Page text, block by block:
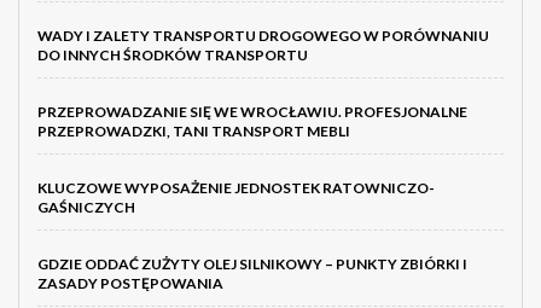
WADY I ZALETY TRANSPORTU DROGOWEGO W PORÓWNANIU
DO INNYCH ŚRODKÓW TRANSPORTU
PRZEPROWADZANIE SIĘ WE WROCŁAWIU. PROFESJONALNE
PRZEPROWADZKI, TANI TRANSPORT MEBLI
KLUCZOWE WYPOSAŻENIE JEDNOSTEK RATOWNICZO-
GAŚNICZYCH
GDZIE ODDAĆ ZUŻYTY OLEJ SILNIKOWY – PUNKTY ZBIÓRKI I
ZASADY POSTĘPOWANIA